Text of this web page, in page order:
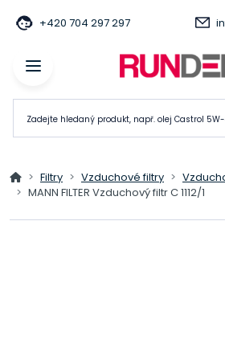
+420 704 297 297
Filtry Vzduchové filtry
MANN FILTER Vzduchový filtr C 1112/1